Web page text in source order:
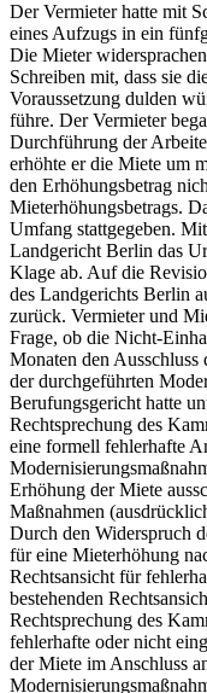
Der Vermieter hatte mit
eines Aufzugs in ein
Die Mieter
Schreiben mit, dass sie
Voraussetzung dulden
führe. Der Vermieter
Durchführung der
erhöhte er die Miete um
den Erhöhungsbetrag
Mieterhöhungsbetrags.
Umfang stattgegeben.
Landgericht Berlin das
Klage ab. Auf die
des Landgerichts Berlin
zurück. Vermieter und
Frage, ob die Nicht-
Monaten den
der durchgeführten
Berufungsgericht hatte
Rechtsprechung des
eine formell fehlerhafte
Erhöhung der Miete
Maßnahmen
Durch den Widerspruch
für eine Mieterhöhung
Rechtsansicht für
bestehenden
Rechtsprechung des
fehlerhafte oder nicht
der Miete im Anschluss